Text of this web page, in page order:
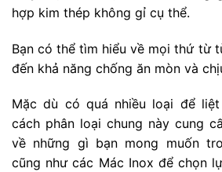
hợp kim thép không gỉ cụ thể.
Bạn có thể tìm hiểu về mọi thứ từ
đến khả năng chống ăn mòn và
Mặc dù có quá nhiều loại để
cách phân loại chung này cung
về những gì bạn mong muốn
cũng như các Mác Inox để chọn